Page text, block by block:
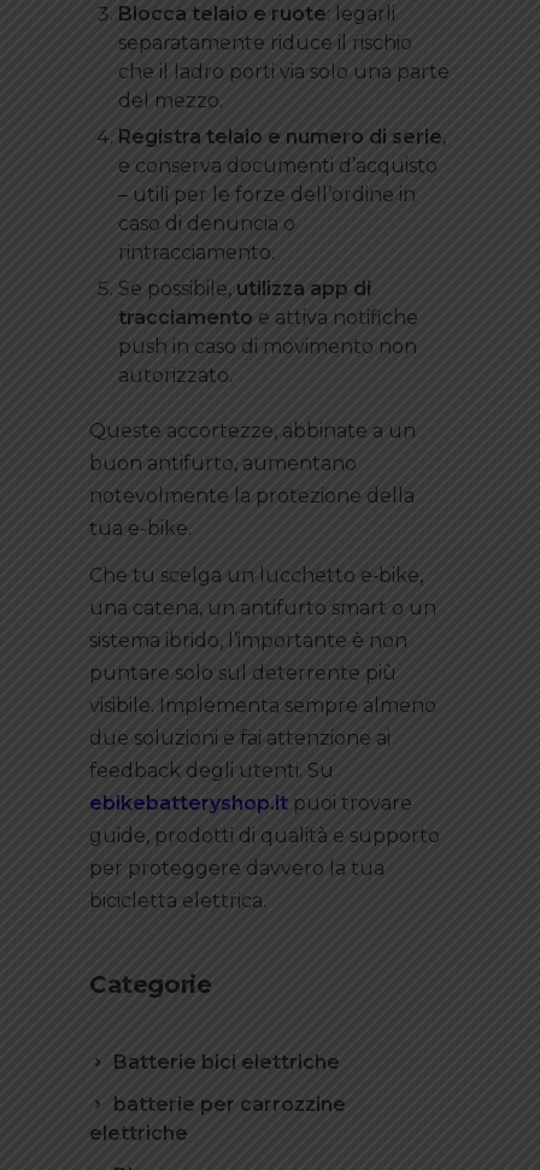
Blocca telaio e ruote: legarli
separatamente riduce il rischio
che il ladro porti via solo una parte
del mezzo.
Registra telaio e numero di serie,
e conserva documenti d’acquisto
– utili per le forze dell’ordine in
caso di denuncia o
rintracciamento.
Se possibile, utilizza app di
tracciamento e attiva notifiche
push in caso di movimento non
autorizzato.
Queste accortezze, abbinate a un
buon antifurto, aumentano
notevolmente la protezione della
tua e-bike.
Che tu scelga un lucchetto e‑bike,
una catena, un antifurto smart o un
sistema ibrido, l’importante è non
puntare solo sul deterrente più
visibile. Implementa sempre almeno
due soluzioni e fai attenzione ai
feedback degli utenti. Su
ebikebatteryshop.it puoi trovare
guide, prodotti di qualità e supporto
per proteggere davvero la tua
bicicletta elettrica.
Categorie
Batterie bici elettriche
batterie per carrozzine
elettriche